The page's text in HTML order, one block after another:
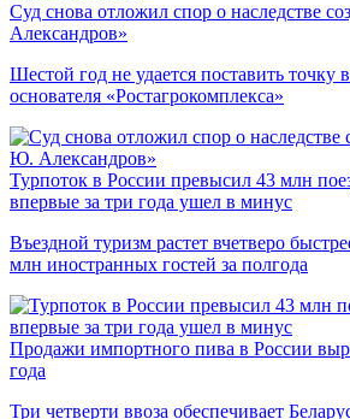
Суд снова отложил спор о наследстве
Александров»
Шестой год не удается поставить точку
основателя «Ростагрокомплекса»
Турпоток в России превысил 43 млн
впервые за три года ушел в минус
Въездной туризм растет вчетверо
млн иностранных гостей за полгода
Продажи импортного пива в России
года
Три четверти ввоза обеспечивает